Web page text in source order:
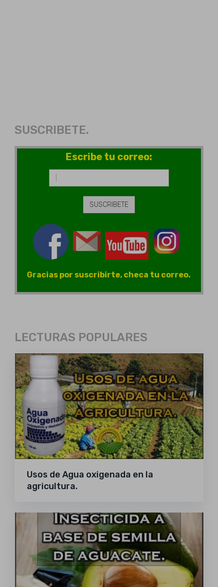
SUSCRIBETE.
Escribe tu correo:
Gracias por suscribirte, checa tu correo.
LECTURAS POPULARES
Usos de Agua oxigenada en la
agricultura.